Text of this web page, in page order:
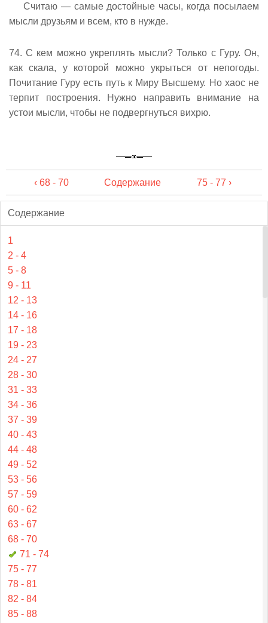
Считаю — самые достойные часы, когда посылаем
мысли друзьям и всем, кто в нужде.
74. С кем можно укреплять мысли? Только с Гуру. Он,
как скала, у которой можно укрыться от непогоды.
Почитание Гуру есть путь к Миру Высшему. Но хаос не
терпит построения. Нужно направить внимание на
устои мысли, чтобы не подвергнуться вихрю.
‹ 68 - 70 Содержание 75 - 77 ›
Содержание
1
2 - 4
5 - 8
9 - 11
12 - 13
14 - 16
17 - 18
19 - 23
24 - 27
28 - 30
31 - 33
34 - 36
37 - 39
40 - 43
44 - 48
49 - 52
53 - 56
57 - 59
60 - 62
63 - 67
68 - 70
71 - 74
75 - 77
78 - 81
82 - 84
85 - 88